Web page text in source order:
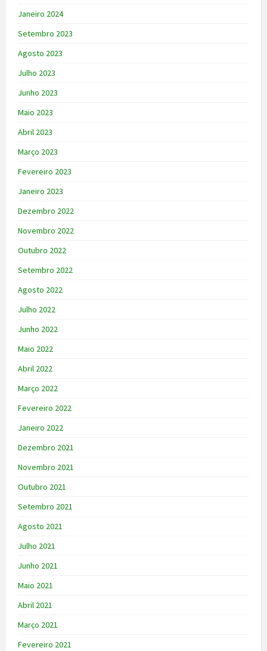
Janeiro 2024
Setembro 2023
Agosto 2023
Julho 2023
Junho 2023
Maio 2023
Abril 2023
Março 2023
Fevereiro 2023
Janeiro 2023
Dezembro 2022
Novembro 2022
Outubro 2022
Setembro 2022
Agosto 2022
Julho 2022
Junho 2022
Maio 2022
Abril 2022
Março 2022
Fevereiro 2022
Janeiro 2022
Dezembro 2021
Novembro 2021
Outubro 2021
Setembro 2021
Agosto 2021
Julho 2021
Junho 2021
Maio 2021
Abril 2021
Março 2021
Fevereiro 2021